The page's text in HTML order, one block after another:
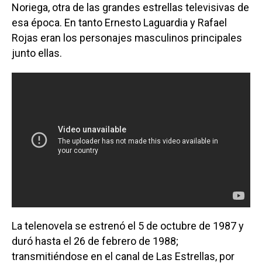
Noriega, otra de las grandes estrellas televisivas de
esa época. En tanto Ernesto Laguardia y Rafael
Rojas eran los personajes masculinos principales
junto ellas.
La telenovela se estrenó el 5 de octubre de 1987 y
duró hasta el 26 de febrero de 1988;
transmitiéndose en el canal de Las Estrellas, por